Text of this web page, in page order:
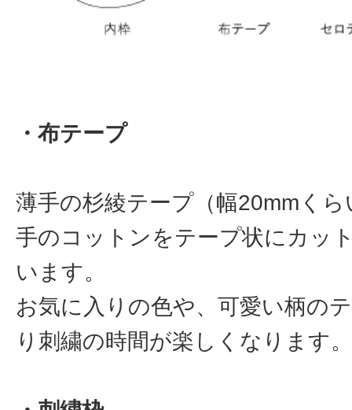
・布テープ
薄手の杉綾テープ（幅20mmく
手のコットンをテープ状にカッ
います。
お気に入りの色や、可愛い柄の
り刺繍の時間が楽しくなります。